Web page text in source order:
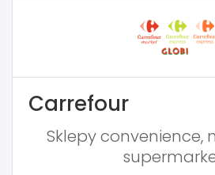
Carrefour
Sklepy convenience,